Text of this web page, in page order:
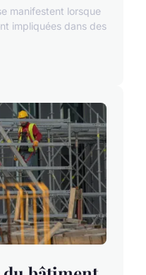
manifestent lorsque
impliquées dans des